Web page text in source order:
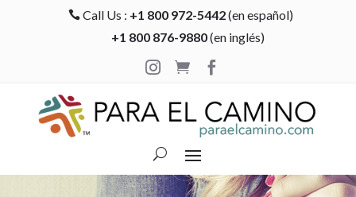
 Call Us : +1 800 972-5442(en español)
+1 800 876-9880(en inglés)

 